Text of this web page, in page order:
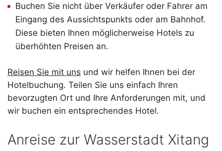
Buchen Sie nicht über Verkäufer oder Fahrer am
Eingang des Aussichtspunkts oder am Bahnhof.
Diese bieten Ihnen möglicherweise Hotels zu
überhöhten Preisen an.
Reisen Sie mit uns und wir helfen Ihnen bei der
Hotelbuchung. Teilen Sie uns einfach Ihren
bevorzugten Ort und Ihre Anforderungen mit, und
wir buchen ein entsprechendes Hotel.
Anreise zur Wasserstadt Xitang